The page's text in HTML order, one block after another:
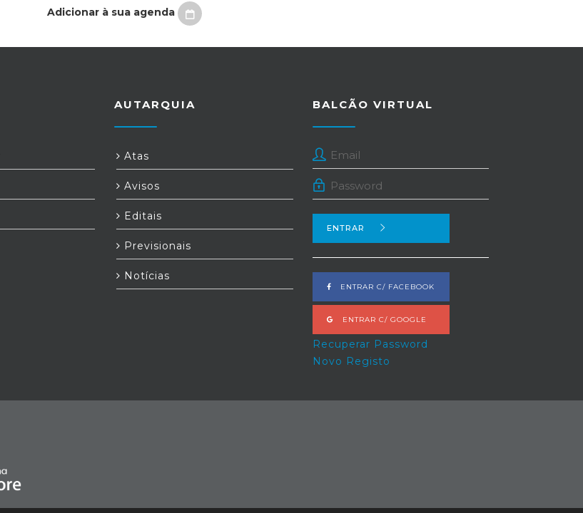
Adicionar à sua agenda
AUTARQUIA
Atas
Avisos
Editais
Previsionais
Notícias
BALCÃO VIRTUAL
ENTRAR
ENTRAR C/ FACEBOOK
ENTRAR C/ GOOGLE
Recuperar Password
Novo Registo